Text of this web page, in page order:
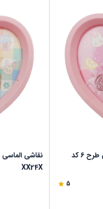
نقاشی الماسی قلبی سری پرنسس طرح 6 کد
5
XX24X